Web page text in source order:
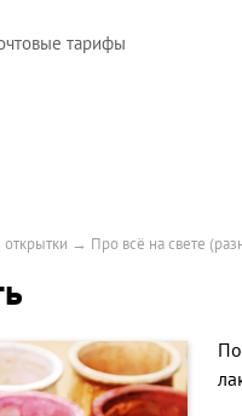
тарифы
→ Про всё на свете